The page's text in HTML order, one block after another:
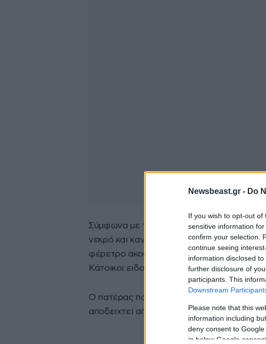
Newsbeast.gr - Do
If you wish to opt-out
sensitive information
confirm your selection.
continue seeing
information disclosed
further disclosure of
participants. This
Downstream
Please note that this
information including
deny consent to
in below Google
Σύμφωνα με την αστυνομία, είπε στους
νεκρό και κανόνισε την κηδεία. Προς
φέρετρο ακούστηκαν κλάματα κατά τη
Κάτοικοι ειδοποίησαν τις αρχές όταν τον
Ο πατέρας που έχει άλλα τέσσερα παιδιά
αποδειχτεί από την αυτοψία ότι σκότωσε